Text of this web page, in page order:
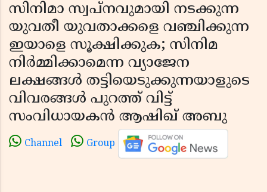
സിനിമാ സ്വപ്നവുമായി നടക്കുന്ന
യുവതീ യുവതാക്കളെ വഞ്ചിക്കുന്ന
ഇയാളെ സൂക്ഷിക്കുക; സിനിമ
നിർമ്മിക്കാമെന്ന വ്യാജേന
ലക്ഷങ്ങൾ തട്ടിയെടുക്കുന്നയാളുടെ
വിവരങ്ങൾ പുറത്ത് വിട്ട്
സംവിധായകൻ ആഷിഖ് അബു
Channel Group